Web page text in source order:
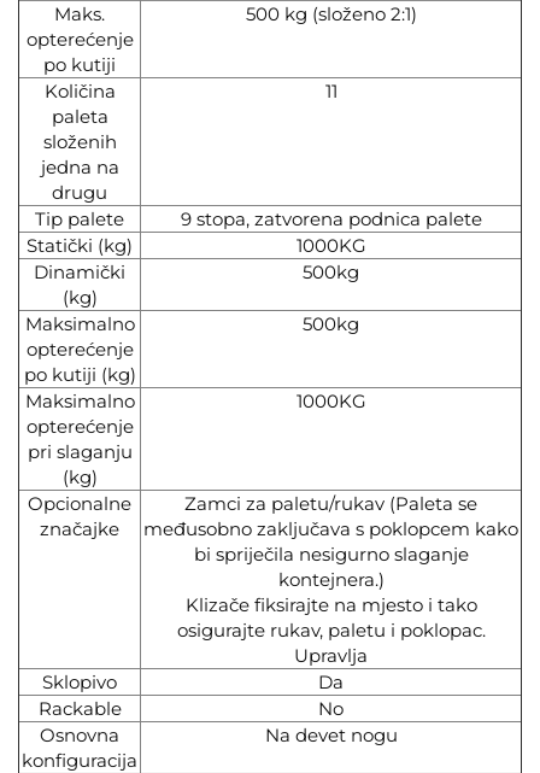
Maks.
opterećenje
po kutiji
500 kg (složeno 2:1)
Količina
paleta
složenih
jedna na
drugu
11
Tip palete
9 stopa, zatvorena podnica palete
Statički (kg)
1000KG
Dinamički
(kg)
500kg
Maksimalno
opterećenje
po kutiji (kg)
500kg
Maksimalno
opterećenje
pri slaganju
(kg)
1000KG
Opcionalne
značajke
Zamci za paletu/rukav (Paleta se
međusobno zaključava s poklopcem kako
bi spriječila nesigurno slaganje
kontejnera.)
Klizače fiksirajte na mjesto i tako
osigurajte rukav, paletu i poklopac.
Upravlja
Sklopivo
Da
Rackable
No
Osnovna
konfiguracija
Na devet nogu